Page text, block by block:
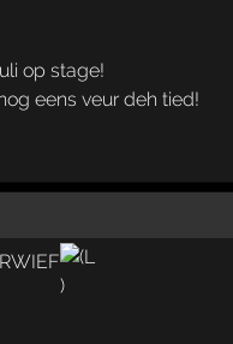
op stage!
eens veur deh tied!